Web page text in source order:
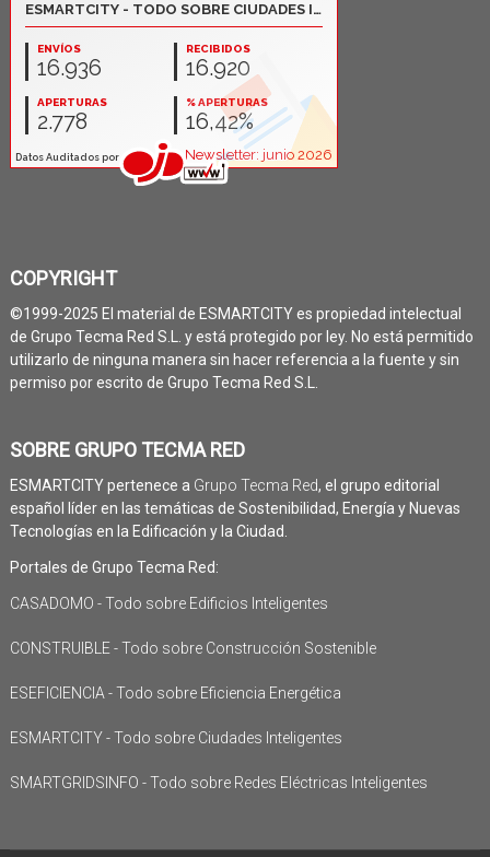
COPYRIGHT
©1999-2025 El material de ESMARTCITY es propiedad intelectual
de Grupo Tecma Red S.L. y está protegido por ley. No está permitido
utilizarlo de ninguna manera sin hacer referencia a la fuente y sin
permiso por escrito de Grupo Tecma Red S.L.
SOBRE GRUPO TECMA RED
ESMARTCITY pertenece a Grupo Tecma Red, el grupo editorial
español líder en las temáticas de Sostenibilidad, Energía y Nuevas
Tecnologías en la Edificación y la Ciudad.
Portales de Grupo Tecma Red:
CASADOMO - Todo sobre Edificios Inteligentes
CONSTRUIBLE - Todo sobre Construcción Sostenible
ESEFICIENCIA - Todo sobre Eficiencia Energética
ESMARTCITY - Todo sobre Ciudades Inteligentes
SMARTGRIDSINFO - Todo sobre Redes Eléctricas Inteligentes